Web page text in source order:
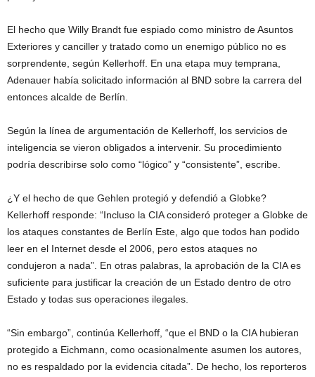
El hecho que Willy Brandt fue espiado como ministro de Asuntos
Exteriores y canciller y tratado como un enemigo público no es
sorprendente, según Kellerhoff. En una etapa muy temprana,
Adenauer había solicitado información al BND sobre la carrera del
entonces alcalde de Berlín.
Según la línea de argumentación de Kellerhoff, los servicios de
inteligencia se vieron obligados a intervenir. Su procedimiento
podría describirse solo como “lógico” y “consistente”, escribe.
¿Y el hecho de que Gehlen protegió y defendió a Globke?
Kellerhoff responde: “Incluso la CIA consideró proteger a Globke de
los ataques constantes de Berlín Este, algo que todos han podido
leer en el Internet desde el 2006, pero estos ataques no
condujeron a nada”. En otras palabras, la aprobación de la CIA es
suficiente para justificar la creación de un Estado dentro de otro
Estado y todas sus operaciones ilegales.
“Sin embargo”, continúa Kellerhoff, “que el BND o la CIA hubieran
protegido a Eichmann, como ocasionalmente asumen los autores,
no es respaldado por la evidencia citada”. De hecho, los reporteros